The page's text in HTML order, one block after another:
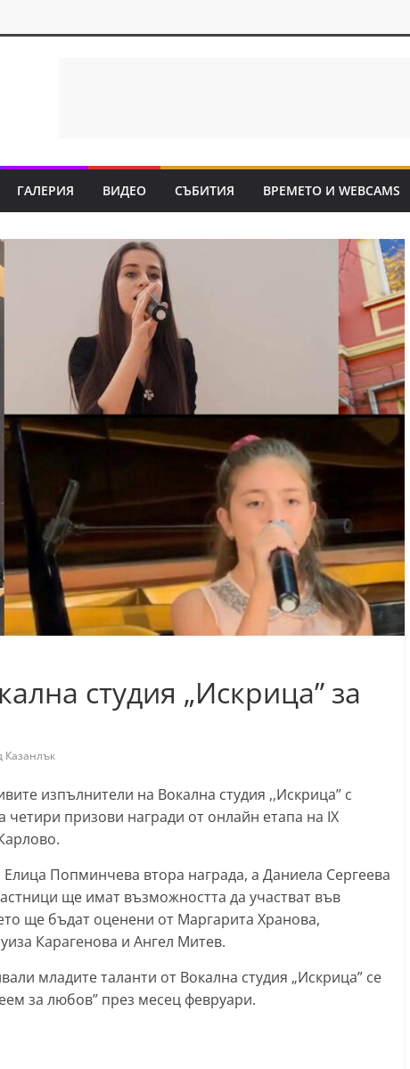
ГАЛЕРИЯ ВИДЕО СЪБИТИЯ ВРЕМЕТО И WEBCAMS
студия „Искрица” за
Казанлък
изпълнители на Вокална студия ,,Искрица” с
призови награди от онлайн етапа на IX
Попминчева втора награда, а Даниела Сергеева
ще имат възможността да участват във
ще бъдат оценени от Маргарита Хранова,
Карагенова и Ангел Митев.
младите таланти от Вокална студия „Искрица” се
за любов” през месец февруари.